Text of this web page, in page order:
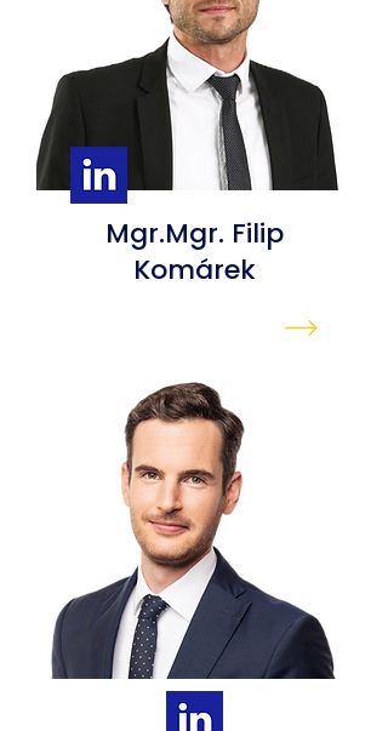
Mgr.Mgr. Filip
Komárek